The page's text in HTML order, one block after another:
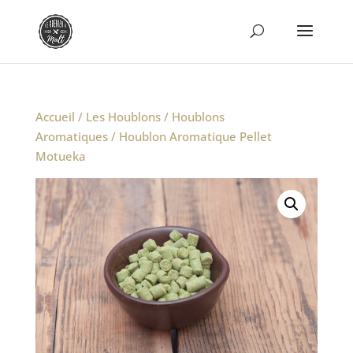
Accueil / Les Houblons/ Houblons
Aromatiques/ Houblon Aromatique Pellet
Motueka